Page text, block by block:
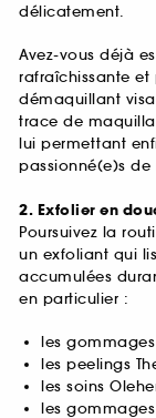
délicatement.
Avez-vous déjà
rafraîchissante et
démaquillant
trace de
lui permettant
passionné(e)s
2. Exfolier en
Poursuivez la
un exfoliant qui
accumulées
en particulier :
les
les peelings
les soins
les